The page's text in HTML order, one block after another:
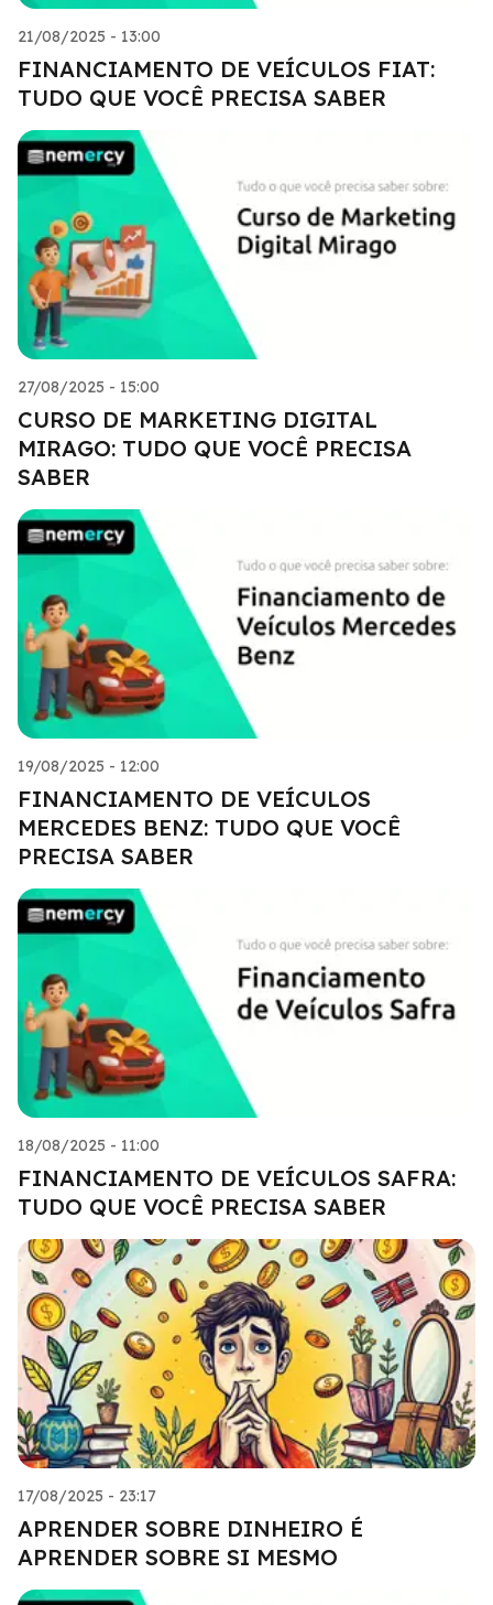
21/08/2025 - 13:00
FINANCIAMENTO DE VEÍCULOS FIAT:
TUDO QUE VOCÊ PRECISA SABER
27/08/2025 - 15:00
CURSO DE MARKETING DIGITAL
MIRAGO: TUDO QUE VOCÊ PRECISA
SABER
19/08/2025 - 12:00
FINANCIAMENTO DE VEÍCULOS
MERCEDES BENZ: TUDO QUE VOCÊ
PRECISA SABER
18/08/2025 - 11:00
FINANCIAMENTO DE VEÍCULOS SAFRA:
TUDO QUE VOCÊ PRECISA SABER
17/08/2025 - 23:17
APRENDER SOBRE DINHEIRO É
APRENDER SOBRE SI MESMO